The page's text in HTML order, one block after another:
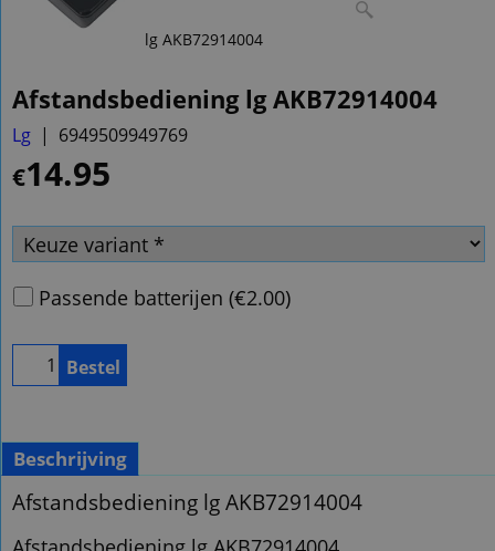
lg AKB72914004
Afstandsbediening lg AKB72914004
Lg 6949509949769
€14.95
Passende batterijen (€2.00)
Bestel
Beschrijving
Afstandsbediening lg AKB72914004